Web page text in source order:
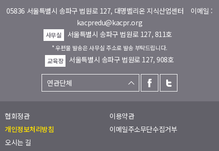
05836 서울특별시 송파구 법원로 127, 대명벨리온 지식산업센터 이메일 :
kacpredu@kacpr.org
사무실 서울특별시 송파구 법원로 127, 811호
* 우편물 발송은 사무실 주소로 발송 부탁드립니다.
교육장
서울특별시 송파구 법원로 127, 908호
협회정관
이용약관
개인정보처리방침
이메일주소무단수집거부
오시는 길